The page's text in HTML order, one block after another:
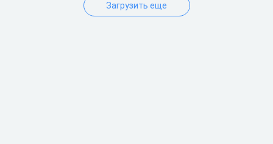
Загрузить еще